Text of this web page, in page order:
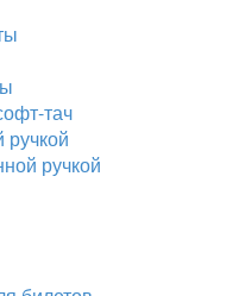
тач
ручкой